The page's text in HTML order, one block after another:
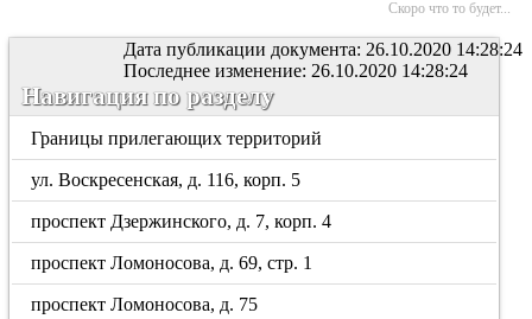
Скоро что то будет...
Дата публикации документа: 26.10.2020 14:28:24
Последнее изменение: 26.10.2020 14:28:24
Навигация по разделу
Границы прилегающих территорий
ул. Воскресенская, д. 116, корп. 5
проспект Дзержинского, д. 7, корп. 4
проспект Ломоносова, д. 69, стр. 1
проспект Ломоносова, д. 75